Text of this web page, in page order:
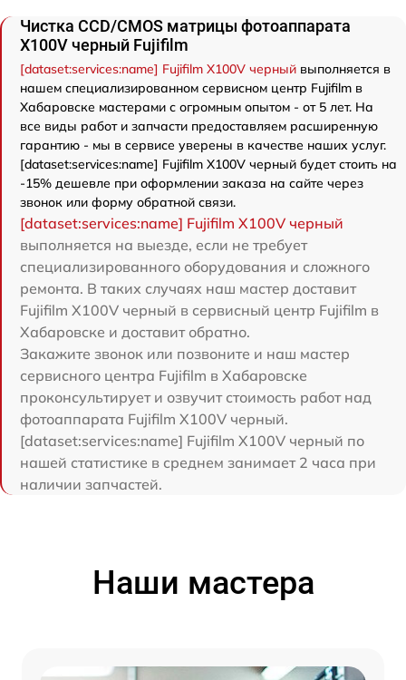
Чистка CCD/CMOS матрицы фотоаппарата
X100V черный Fujifilm
[dataset:services:name] Fujifilm X100V черный выполняется в
нашем специализированном сервисном центр Fujifilm в
Хабаровске мастерами с огромным опытом - от 5 лет. На
все виды работ и запчасти предоставляем расширенную
гарантию - мы в сервисе уверены в качестве наших услуг.
[dataset:services:name] Fujifilm X100V черный будет стоить на
-15% дешевле при оформлении заказа на сайте через
звонок или форму обратной связи.
[dataset:services:name] Fujifilm X100V черный
выполняется на выезде, если не требует
специализированного оборудования и сложного
ремонта. В таких случаях наш мастер доставит
Fujifilm X100V черный в сервисный центр Fujifilm в
Хабаровске и доставит обратно.
Закажите звонок или позвоните и наш мастер
сервисного центра Fujifilm в Хабаровске
проконсультирует и озвучит стоимость работ над
фотоаппарата Fujifilm X100V черный.
[dataset:services:name] Fujifilm X100V черный по
нашей статистике в среднем занимает 2 часа при
наличии запчастей.
Наши мастера